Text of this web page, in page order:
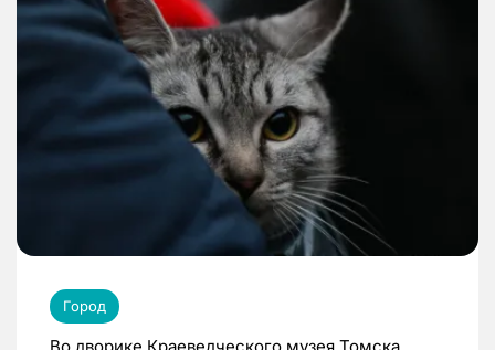
Город
Во дворике Краеведческого музея Томска